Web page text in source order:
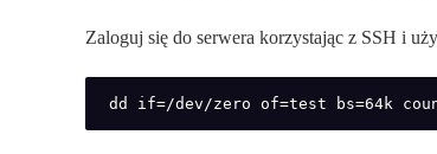
Zaloguj się do serwera korzystając z SSH i
dd if=/dev/zero of=test bs=64k